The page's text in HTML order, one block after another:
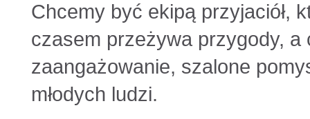
Chcemy być ekipą przyjaciół,
czasem przeżywa przygody,
zaangażowanie, szalone
młodych ludzi.